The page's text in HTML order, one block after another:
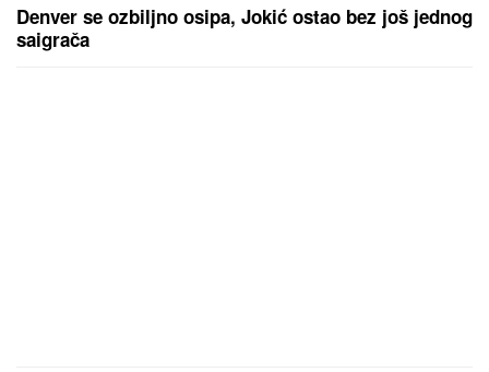
Denver se ozbiljno osipa, Jokić ostao bez još jednog
saigrača